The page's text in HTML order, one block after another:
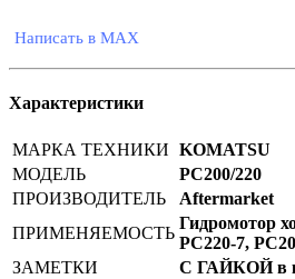
Написать в MAX
Характеристики
МАРКА ТЕХНИКИ KOMATSU
МОДЕЛЬ
PC200/220
ПРОИЗВОДИТЕЛЬ
Aftermarket
ПРИМЕНЯЕМОСТЬ
Гидромотор
PC220-7,
ЗАМЕТКИ
С ГАЙКОЙ в